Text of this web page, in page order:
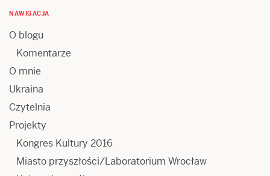
NAWIGACJA
O blogu
Komentarze
O mnie
Ukraina
Czytelnia
Projekty
Kongres Kultury 2016
Miasto przyszłości/Laboratorium Wrocław